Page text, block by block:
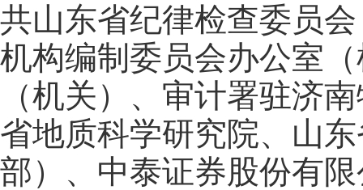
共山东省纪律检查委员
机构编制委员会办公室
（机关）、审计署驻济
省地质科学研究院、山
部）、中泰证券股份有